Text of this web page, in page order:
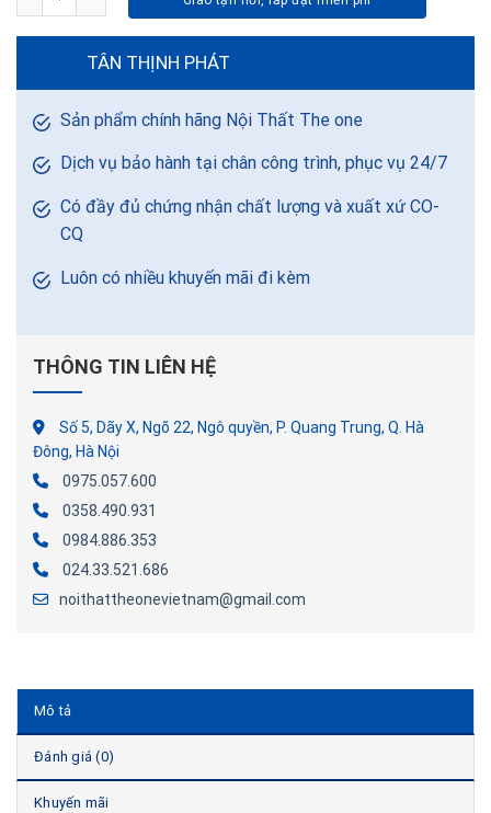
TÂN THỊNH PHÁT
Sản phẩm chính hãng Nội Thất The one
Dịch vụ bảo hành tại chân công trình, phục vụ 24/7
Có đầy đủ chứng nhận chất lượng và xuất xứ CO-
CQ
Luôn có nhiều khuyến mãi đi kèm
THÔNG TIN LIÊN HỆ
Số 5, Dãy X, Ngõ 22, Ngô quyền, P. Quang Trung, Q. Hà
Đông, Hà Nội
0975.057.600
0358.490.931
0984.886.353
024.33.521.686
noithattheonevietnam@gmail.com
Mô tả
Đánh giá (0)
Khuyến mãi